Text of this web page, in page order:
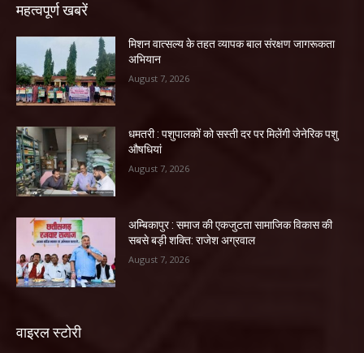
महत्वपूर्ण खबरें
मिशन वात्सल्य के तहत व्यापक बाल संरक्षण जागरूकता
अभियान
August 7, 2026
धमतरी : पशुपालकों को सस्ती दर पर मिलेंगी जेनेरिक पशु
औषधियां
August 7, 2026
अम्बिकापुर : समाज की एकजुटता सामाजिक विकास की
सबसे बड़ी शक्ति: राजेश अग्रवाल
August 7, 2026
वाइरल स्टोरी